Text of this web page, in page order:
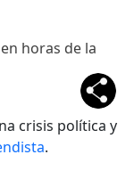
horas de la
crisis política y
.